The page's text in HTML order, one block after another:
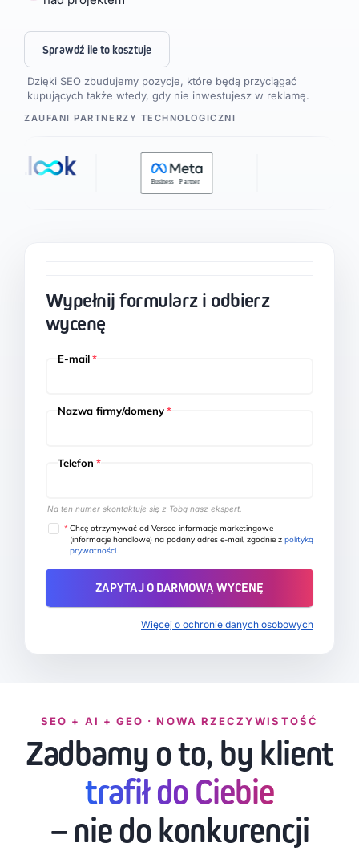
Sprawdź ile to kosztuje
Dzięki SEO zbudujemy pozycje, które będą przyciągać
kupujących także wtedy, gdy nie inwestujesz w reklamę.
ZAUFANI PARTNERZY TECHNOLOGICZNI
Wypełnij formularz i odbierz
wycenę
E-mail*
Nazwa firmy/domeny*
Telefon *
Na ten numer skontaktuje się z Tobą nasz ekspert.
Chcę otrzymywać od Verseo informacje marketingowe
(informacje handlowe) na podany adres e-mail, zgodnie z polityką
prywatności.
*
Więcej o ochronie danych osobowych
SEO + AI + GEO · NOWA RZECZYWISTOŚĆ
Zadbamy o to, by klient
trafił do Ciebie
– nie do konkurencji